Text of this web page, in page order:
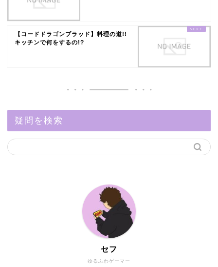
【コードドラゴンブラッド】料理の道!!
キッチンで何をするの!?
疑問を検索
ゆるふわゲーマー
セフ